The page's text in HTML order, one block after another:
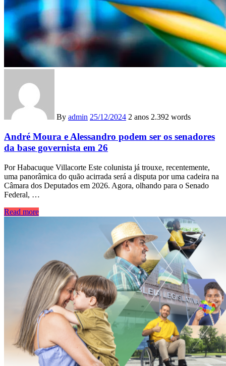
By admin 25/12/2024 2 anos 2.392 words
André Moura e Alessandro podem ser os senadores
da base governista em 26
Por Habacuque Villacorte Este colunista já trouxe, recentemente,
uma panorâmica do quão acirrada será a disputa por uma cadeira na
Câmara dos Deputados em 2026. Agora, olhando para o Senado
Federal, …
Read more